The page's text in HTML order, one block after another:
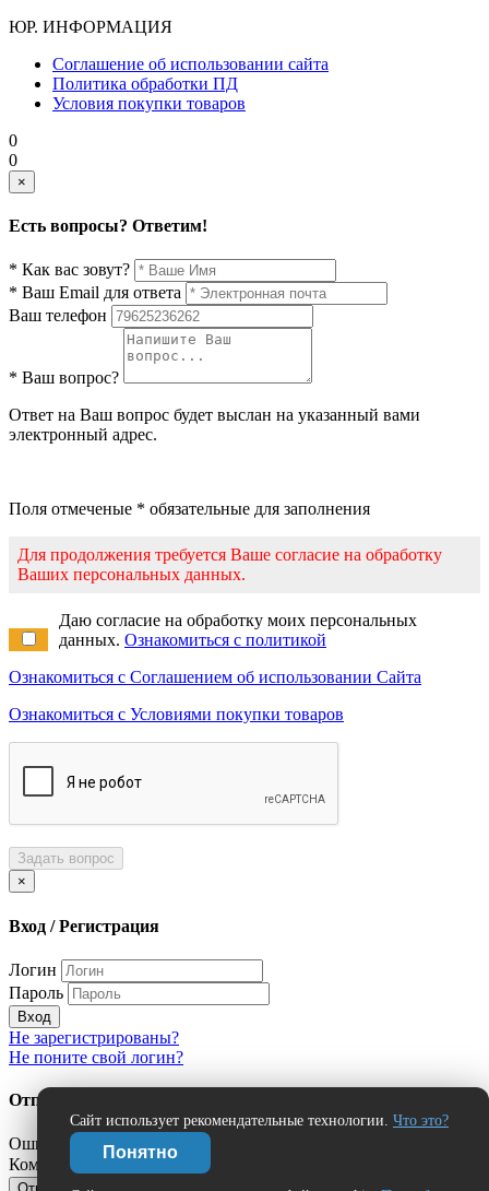
ЮР. ИНФОРМАЦИЯ
Соглашение об использовании сайта
Политика обработки ПД
Условия покупки товаров
Сайт использует рекомендательные технологии. Что это?
Понятно
0
0
×
Есть вопросы? Ответим!
* Как вас зовут?
* Ваш Email для ответа
Ваш телефон
* Ваш вопрос?
Ответ на Ваш вопрос будет выслан на указанный вами
электронный адрес.
Поля отмеченые * обязательные для заполнения
Для продолжения требуется Ваше согласие на обработку
Ваших персональных данных.
Даю согласие на обработку моих персональных
данных. Ознакомиться с политикой
Ознакомиться с Соглашением об использовании Сайта
Ознакомиться с Условиями покупки товаров
Задать вопрос
×
Вход / Регистрация
Логин
Пароль
Вход
Не зарегистрированы?
Не поните свой логин?
Отправить сообщение об ошибке?
Ошибка:
Комментарий (дополнительно)